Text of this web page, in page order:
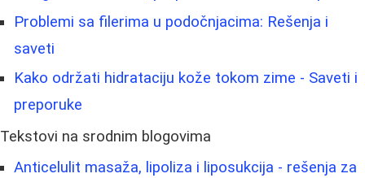
Problemi sa filerima u podočnjacima: Rešenja i
saveti
Kako održati hidrataciju kože tokom zime - Saveti i
preporuke
Tekstovi na srodnim blogovima
Anticelulit masaža, lipoliza i liposukcija - rešenja za